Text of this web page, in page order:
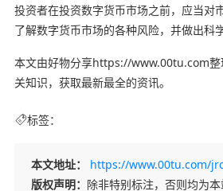
投资者在投资数字货币市场之前，应当对
了解数字货币市场的各种风险，并做出科
本文由好物分享https://www.00tu.com整
关知识，获取最新最全的资讯。
标签：
本文地址：
https://www.00tu.com/
版权声明： 除非特别标注，否则均为